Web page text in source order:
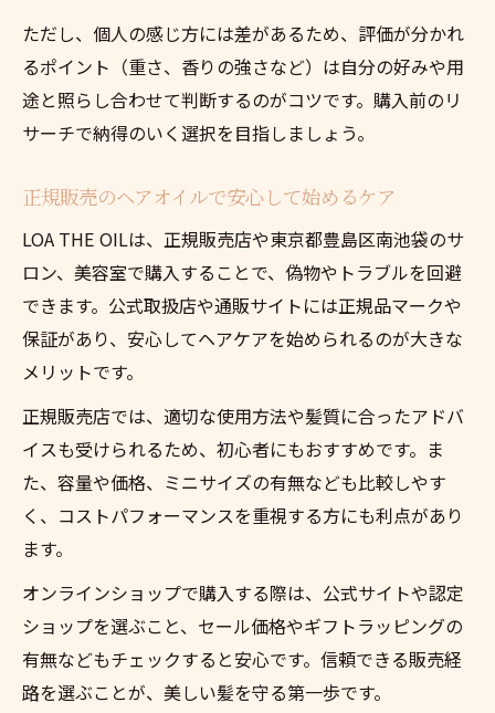
ただし、個人の感じ方には差があるため、評価が分かれ
るポイント（重さ、香りの強さなど）は自分の好みや用
途と照らし合わせて判断するのがコツです。購入前のリ
サーチで納得のいく選択を目指しましょう。
正規販売のヘアオイルで安心して始めるケア
LOA THE OILは、正規販売店や東京都豊島区南池袋のサ
ロン、美容室で購入することで、偽物やトラブルを回避
できます。公式取扱店や通販サイトには正規品マークや
保証があり、安心してヘアケアを始められるのが大きな
メリットです。
正規販売店では、適切な使用方法や髪質に合ったアドバ
イスも受けられるため、初心者にもおすすめです。ま
た、容量や価格、ミニサイズの有無なども比較しやす
く、コストパフォーマンスを重視する方にも利点があり
ます。
オンラインショップで購入する際は、公式サイトや認定
ショップを選ぶこと、セール価格やギフトラッピングの
有無などもチェックすると安心です。信頼できる販売経
路を選ぶことが、美しい髪を守る第一歩です。